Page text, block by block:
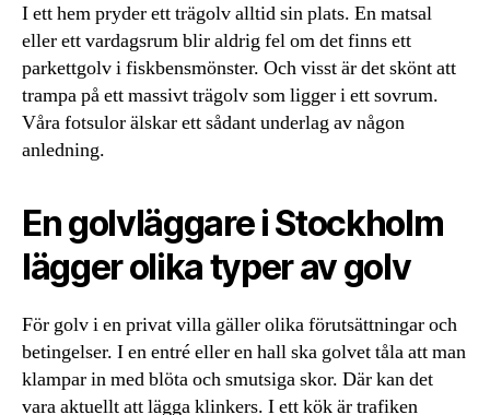
I ett hem pryder ett trägolv alltid sin plats. En matsal
eller ett vardagsrum blir aldrig fel om det finns ett
parkettgolv i fiskbensmönster. Och visst är det skönt att
trampa på ett massivt trägolv som ligger i ett sovrum.
Våra fotsulor älskar ett sådant underlag av någon
anledning.
En golvläggare i Stockholm
lägger olika typer av golv
För golv i en privat villa gäller olika förutsättningar och
betingelser. I en entré eller en hall ska golvet tåla att man
klampar in med blöta och smutsiga skor. Där kan det
vara aktuellt att lägga klinkers. I ett kök är trafiken